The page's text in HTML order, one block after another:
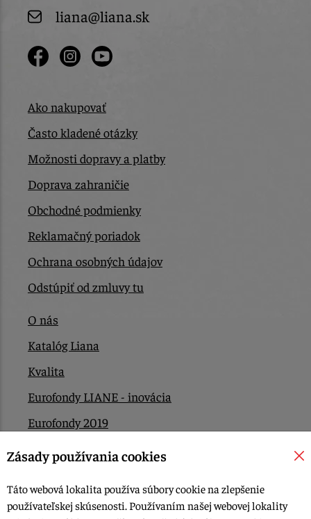
liana@liana.sk
Ako nakupovať
Často kladené otázky
Možnosti dopravy a platby
Doprava zahraničie
Obchodné podmienky
Reklamačný poriadok
Ochrana osobných údajov
Odstúpiť od zmluvy tu
O nás
Katalóg Liana
Kvalita
Eurofondy LIANE - inovácia
Eurofondy 2019
Eurofondy 2022/2023
Kontakt
Zásady používania cookies
Táto webová lokalita používa súbory cookie na zlepšenie
používateľskej skúsenosti. Používaním našej webovej lokality